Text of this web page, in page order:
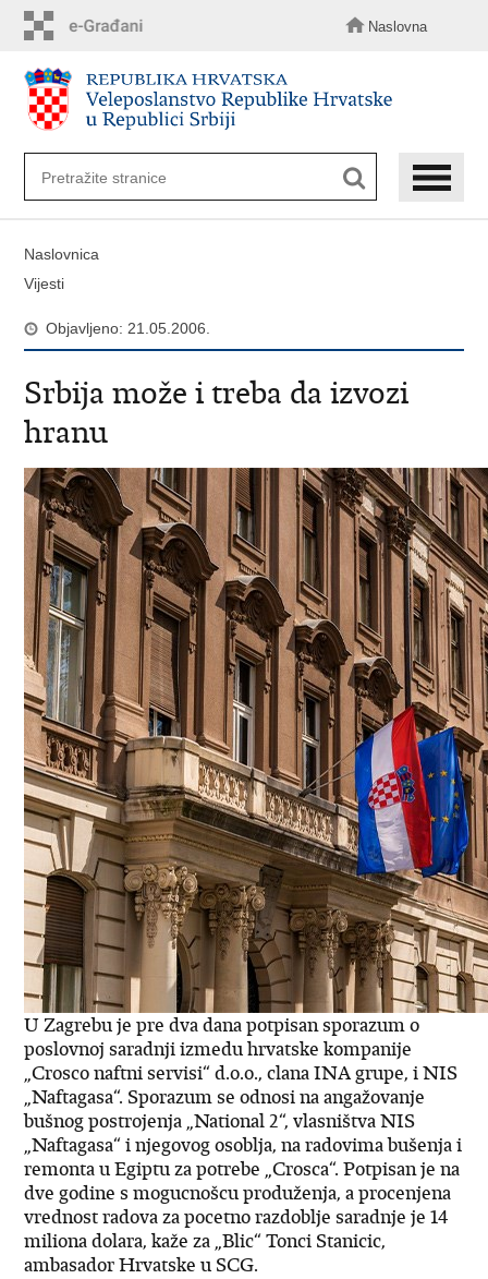
sadržaj
Naslovna
Naslovnica
Vijesti
Objavljeno: 21.05.2006.
Srbija može i treba da izvozi
hranu
U Zagrebu je pre dva dana potpisan sporazum o
poslovnoj saradnji izmedu hrvatske kompanije
„Crosco naftni servisi“ d.o.o., clana INA grupe, i NIS
„Naftagasa“. Sporazum se odnosi na angažovanje
bušnog postrojenja „National 2“, vlasništva NIS
„Naftagasa“ i njegovog osoblja, na radovima bušenja i
remonta u Egiptu za potrebe „Crosca“. Potpisan je na
dve godine s mogucnošcu produženja, a procenjena
vrednost radova za pocetno razdoblje saradnje je 14
miliona dolara, kaže za „Blic“ Tonci Stanicic,
ambasador Hrvatske u SCG.